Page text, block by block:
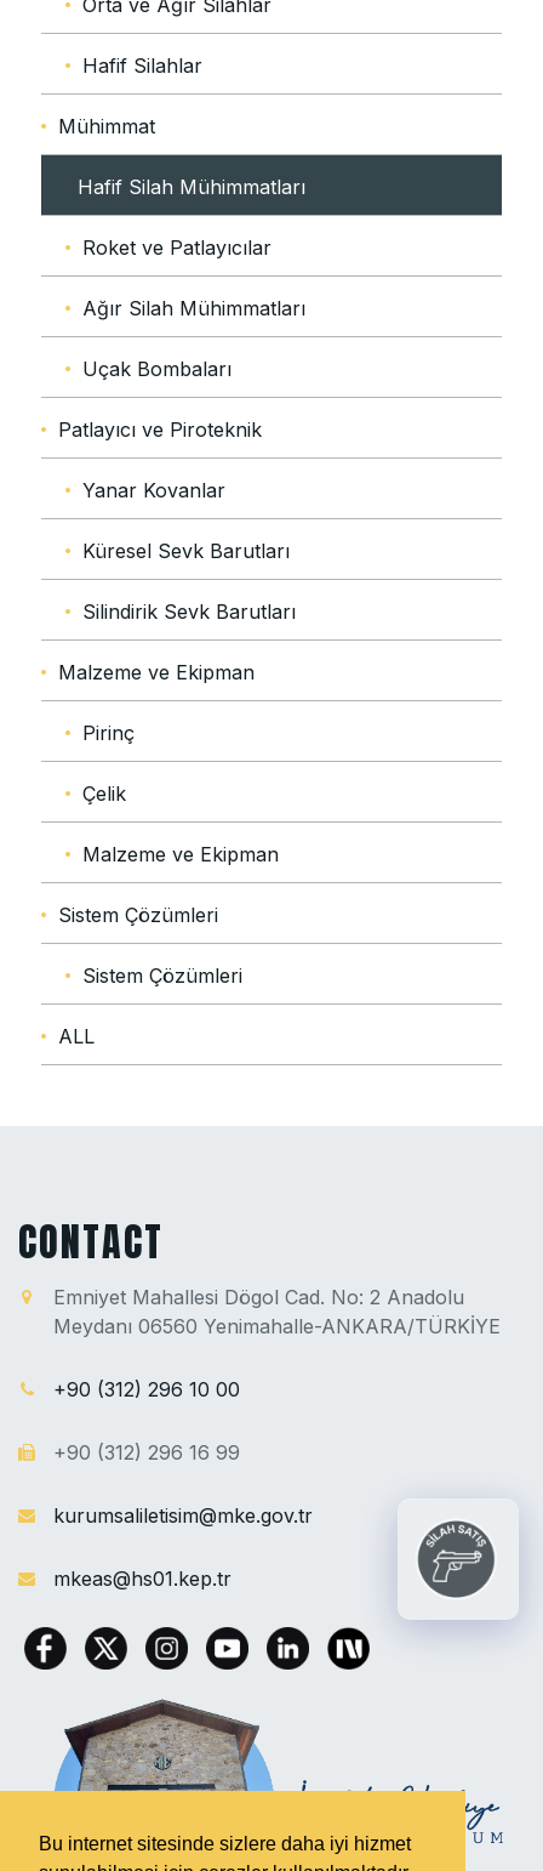
Bu internet sitesinde sizlere daha iyi hizmet
Orta ve Ağır Silahlar
Hafif Silahlar
Mühimmat
Hafif Silah Mühimmatları
Roket ve Patlayıcılar
Ağır Silah Mühimmatları
Uçak Bombaları
Patlayıcı ve Piroteknik
Yanar Kovanlar
Küresel Sevk Barutları
Silindirik Sevk Barutları
Malzeme ve Ekipman
Pirinç
Çelik
Malzeme ve Ekipman
Sistem Çözümleri
Sistem Çözümleri
ALL
CONTACT
Emniyet Mahallesi Dögol Cad. No: 2 Anadolu
Meydanı 06560 Yenimahalle-ANKARA/TÜRKİYE
+90 (312) 296 10 00
+90 (312) 296 16 99
kurumsaliletisim@mke.gov.tr
mkeas@hs01.kep.tr